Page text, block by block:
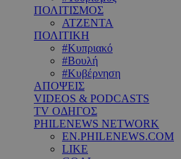
ΠΟΛΙΤΙΣΜΟΣ
ΑΤΖΕΝΤΑ
ΠΟΛΙΤΙΚΗ
#Κυπριακό
#Βουλή
#Κυβέρνηση
ΑΠΟΨΕΙΣ
VIDEOS & PODCASTS
TV ΟΔΗΓΟΣ
PHILENEWS NETWORK
EN.PHILENEWS.COM
LIKE